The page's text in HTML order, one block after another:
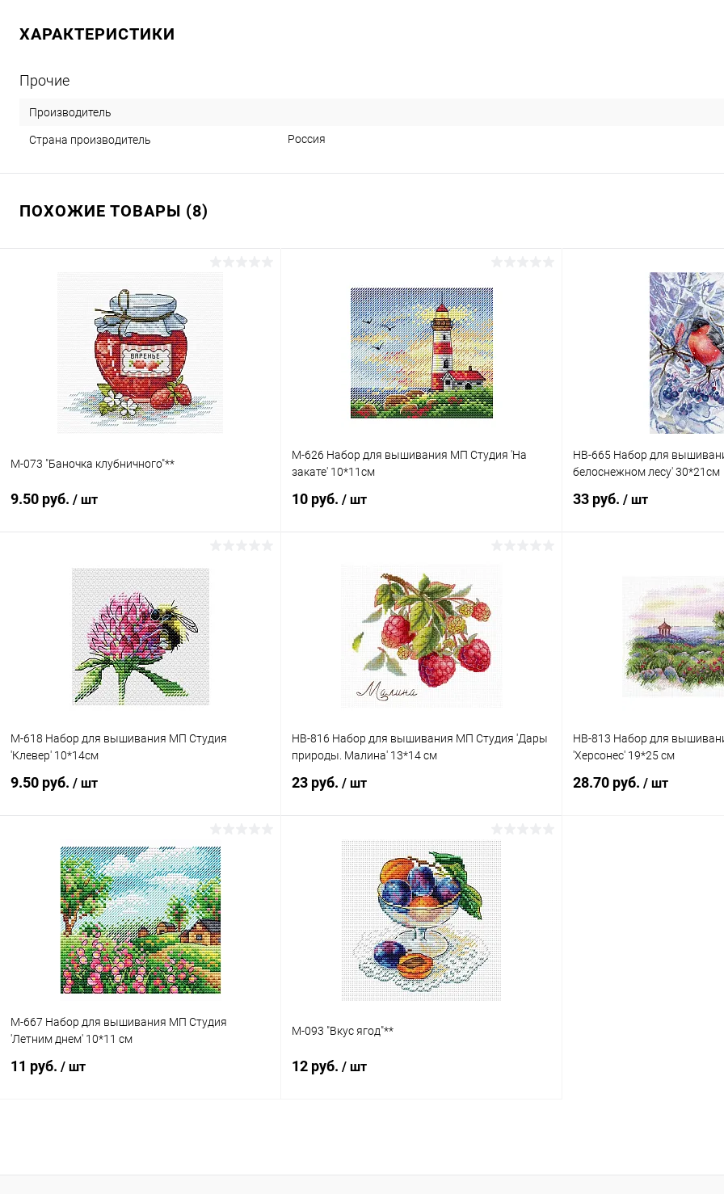
ХАРАКТЕРИСТИКИ
Прочие
Производитель
Страна производитель Россия
ПОХОЖИЕ ТОВАРЫ (8)
М-073 "Баночка клубничного"**
9.50 руб. / шт
В корзину
Купить в 1 клик Сравнение
В избранное Под заказ
М-626 Набор для вышивания МП Студия 'На
закате' 10*11см
10 руб. / шт
Купить в 1 клик Сравнение
В избранное Под заказ
НВ-665 Набор для
белоснежном лесу' 30*21см
33 руб. / шт
Купить в 1 клик
В избранное
М-618 Набор для вышивания МП Студия
'Клевер' 10*14см
9.50 руб. / шт
В корзину
Купить в 1 клик Сравнение
В избранное Под заказ
НВ-816 Набор для вышивания МП Студия 'Дары
природы. Малина' 13*14 см
23 руб. / шт
В корзину
Купить в 1 клик Сравнение
В избранное Под заказ
НВ-813 Набор для
'Херсонес' 19*25 см
28.70 руб. / шт
М-667 Набор для вышивания МП Студия
'Летним днем' 10*11 см
11 руб. / шт
Купить в 1 клик Сравнение
М-093 "Вкус ягод"**
12 руб. / шт
Купить в 1 клик Сравнение